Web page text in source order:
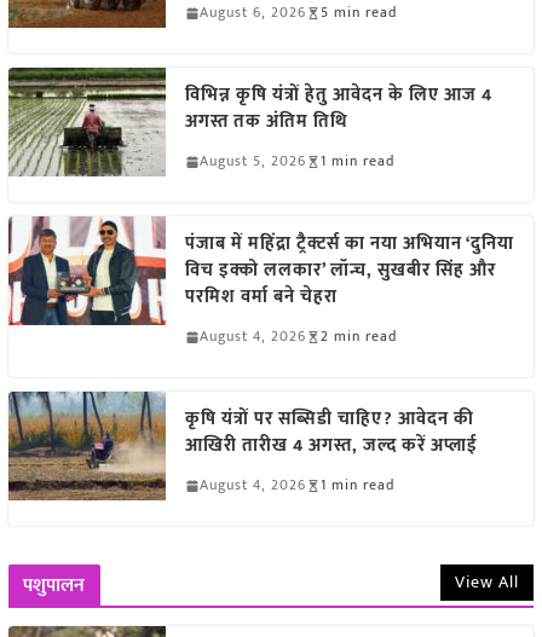
August 6, 2026 5 min read
विभिन्न कृषि यंत्रों हेतु आवेदन के लिए आज 4
अगस्त तक अंतिम तिथि
August 5, 2026 1 min read
पंजाब में महिंद्रा ट्रैक्टर्स का नया अभियान ‘दुनिया
विच इक्को ललकार’ लॉन्च, सुखबीर सिंह और
परमिश वर्मा बने चेहरा
August 4, 2026 2 min read
कृषि यंत्रों पर सब्सिडी चाहिए? आवेदन की
आखिरी तारीख 4 अगस्त, जल्द करें अप्लाई
August 4, 2026 1 min read
पशुपालन View All